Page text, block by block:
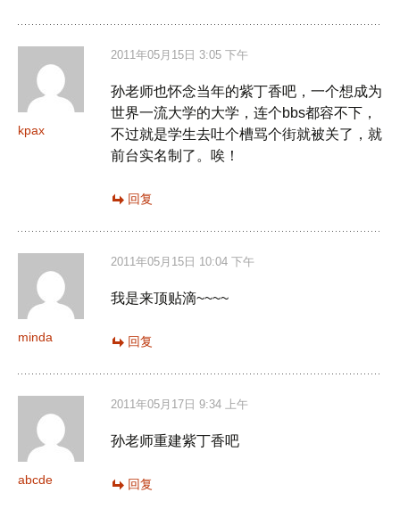
kpax
2011年05月15日 3:05 下午
孙老师也怀念当年的紫丁香吧，一个想成为
世界一流大学的大学，连个bbs都容不下，
不过就是学生去吐个槽骂个街就被关了，就
前台实名制了。唉！
回复
minda
2011年05月15日 10:04 下午
我是来顶贴滴~~~~
回复
abcde
2011年05月17日 9:34 上午
孙老师重建紫丁香吧
回复